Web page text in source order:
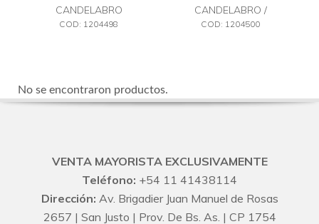
CANDELABRO
COD: 1204498
CANDELABRO /
PORTAVELAS 104 X 80
COD: 1204500
No se encontraron productos.
VENTA MAYORISTA EXCLUSIVAMENTE
Teléfono: +54 11 41438114
Dirección: Av. Brigadier Juan Manuel de Rosas
2657 | San Justo | Prov. De Bs. As. | CP 1754